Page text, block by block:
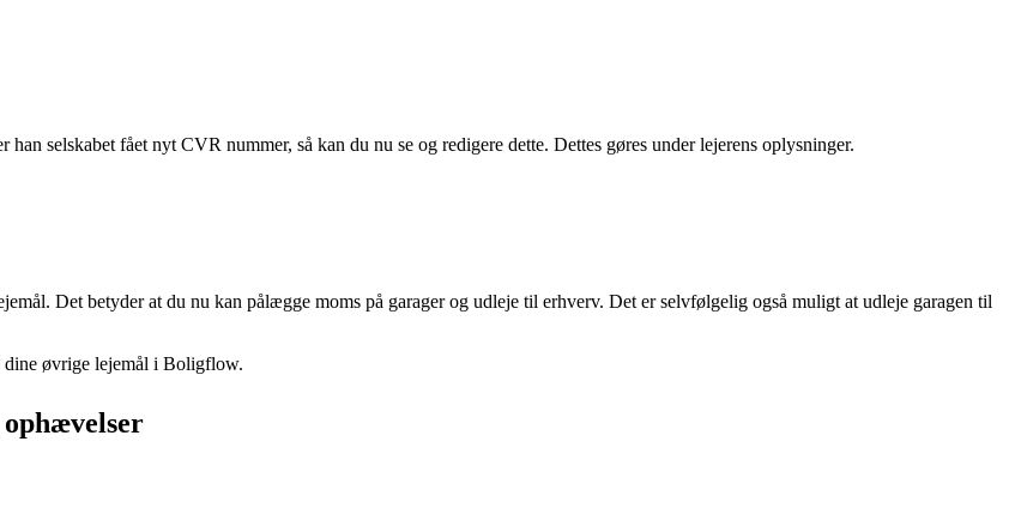
selskabet fået nyt CVR nummer, så kan du nu se og redigere dette. Dettes gøres under lejerens oplysninger.
Det betyder at du nu kan pålægge moms på garager og udleje til erhverv. Det er selvfølgelig også muligt at udleje garagen til
dine øvrige lejemål i Boligflow.